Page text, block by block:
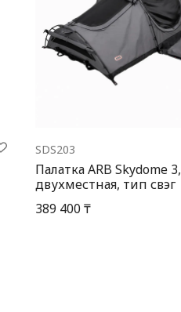
SDS203
Палатка ARB Skydome 3,
двухместная, тип свэг
389 400 ₸